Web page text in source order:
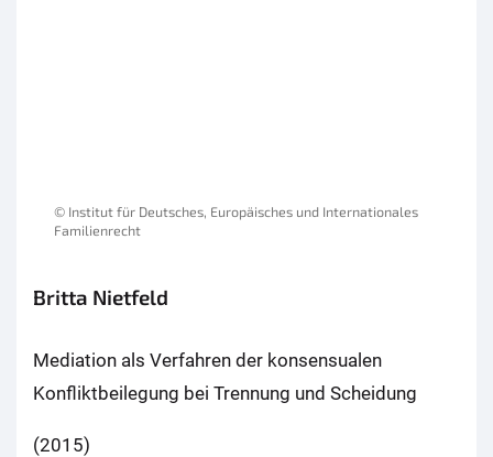
© Institut für Deutsches, Europäisches und Internationales
Familienrecht
Britta Nietfeld
Mediation als Verfahren der konsensualen
Konfliktbeilegung bei Trennung und Scheidung
(2015)